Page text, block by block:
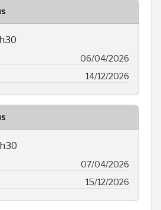
06/04/2026
14/12/2026
07/04/2026
15/12/2026